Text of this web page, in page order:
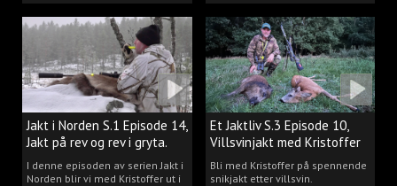
Jakt i Norden S.1 Episode 14,
Jakt på rev og rev i gryta.
I denne episoden av serien Jakt i
Norden blir vi med Kristoffer ut i
Et Jaktliv S.3 Episode 10,
Villsvinjakt med Kristoffer
Bli med Kristoffer på spennende
snikjakt etter villsvin.